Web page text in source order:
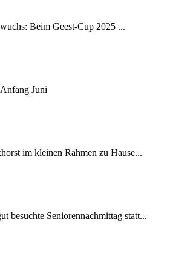
Beim Geest-Cup 2025 ...
Juni
im kleinen Rahmen zu Hause...
besuchte Seniorennachmittag statt...